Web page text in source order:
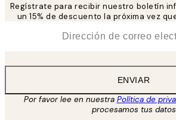
Regístrate para recibir nuestro boletín
un 15% de descuento la próxima vez
ENVIAR
Por favor lee en nuestra Política de
procesamos tus datos